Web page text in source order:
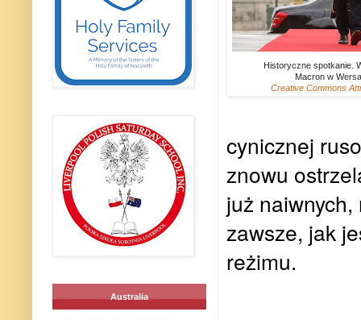
Historyczne spotkanie.
Macron w
Creative Commons
cynicznej
znowu
już
zawsze, jak
reżimu.
Australia